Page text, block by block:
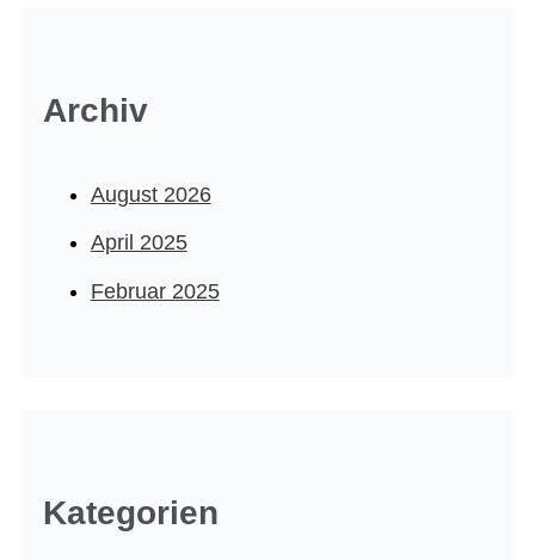
Archiv
August 2026
April 2025
Februar 2025
Kategorien